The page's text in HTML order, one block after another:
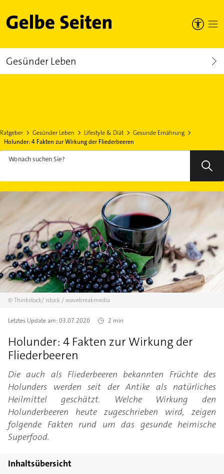
Gelbe Seiten
Gesünder Leben
Ratgeber Gesünder Leben Lifestyle & Diät
Gesunde Ernährung
Holunder: 4 Fakten zur Wirkung der Fliederbeeren
Wonach suchen Sie?
©Thinkstock/ istock / wavebreakmedia
Letztes Update am:03.07.2020 2 min
Holunder: 4 Fakten zur Wirkung der
Fliederbeeren
Die auch als Fliederbeeren bekannten Früchte des
Holunders werden seit der Antike als natürliches
Heilmittel geschätzt. Welche Wirkung den
Holunderbeeren heute zugeschrieben wird, zeigen
folgende Fakten rund um das gesunde heimische
Superfood.
Inhaltsübersicht